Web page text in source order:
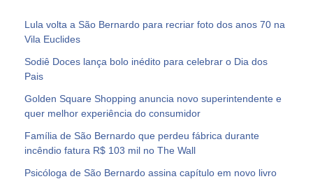
Lula volta a São Bernardo para recriar foto dos anos 70 na
Vila Euclides
Sodiê Doces lança bolo inédito para celebrar o Dia dos
Pais
Golden Square Shopping anuncia novo superintendente e
quer melhor experiência do consumidor
Família de São Bernardo que perdeu fábrica durante
incêndio fatura R$ 103 mil no The Wall
Psicóloga de São Bernardo assina capítulo em novo livro